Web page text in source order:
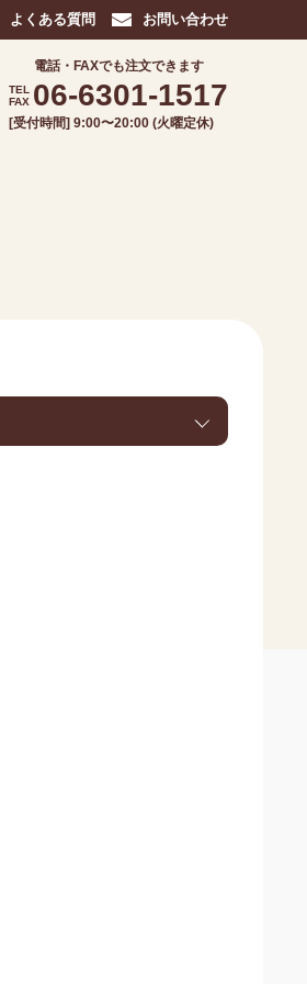
よくある質問 お問い合わせ
電話・FAXでも注文できます
TEL
FAX 06-6301-1517
[受付時間] 9:00〜20:00 (火曜定休)